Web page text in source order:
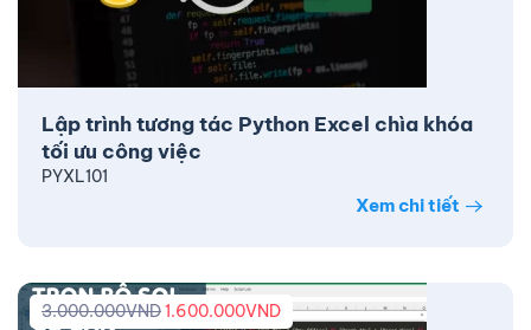
Lập trình tương tác Python Excel chìa khóa
tối ưu công việc
PYXL101
Xem chi tiết
3.000.000VND1.600.000VND